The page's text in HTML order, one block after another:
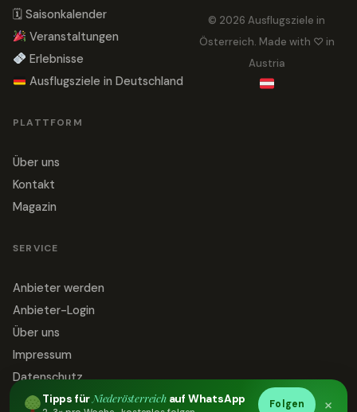
🗓 Saisonkalender
Veranstaltungen
Erlebnisse
Ausflugsziele in Deutschland
PLATTFORM
Über uns
Kontakt
Magazin
SERVICE
Anbieter werden
Anbieter-Login
Über uns
Impressum
Datenschutz
Kontakt
© 2026 Ausflugsziele in
Österreich. Made with ♡ in
Austria
Tipps fürNiederösterreichauf WhatsApp Folgen ×